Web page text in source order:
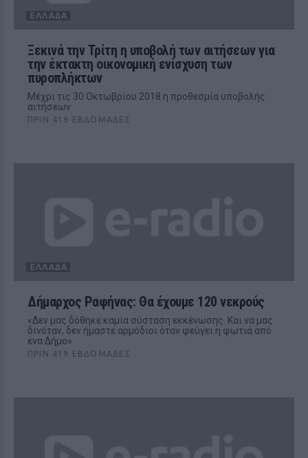
ΕΛΛΆΔΑ
Ξεκινά την Τρίτη η υποβολή των αιτήσεων για
την έκτακτη οικονομική ενίσχυση των
πυροπλήκτων
Μέχρι τις 30 Οκτωβρίου 2018 η προθεσμία υποβολής
αιτήσεων
ΠΡΙΝ 419 ΕΒΔΟΜΆΔΕΣ
ΕΛΛΆΔΑ
Δήμαρχος Ραφήνας: Θα έχουμε 120 νεκρούς
«Δεν μας δόθηκε καμία σύσταση εκκένωσης. Και να μας
δινόταν, δεν ήμαστε αρμόδιοι όταν φεύγει η φωτιά από
ένα Δήμο»
ΠΡΙΝ 419 ΕΒΔΟΜΆΔΕΣ